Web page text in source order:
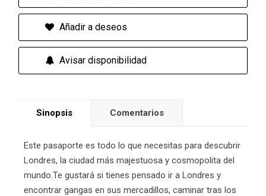
Añadir a deseos
Avisar disponibilidad
Sinopsis Comentarios
Este pasaporte es todo lo que necesitas para descubrir
Londres, la ciudad más majestuosa y cosmopolita del
mundo.Te gustará si tienes pensado ir a Londres y
encontrar gangas en sus mercadillos, caminar tras los